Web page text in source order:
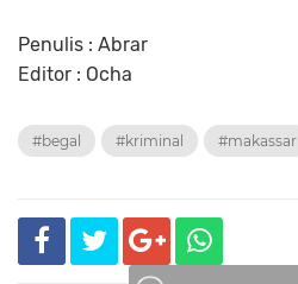
Penulis : Abrar
Editor : Ocha
#begal #kriminal #makassar